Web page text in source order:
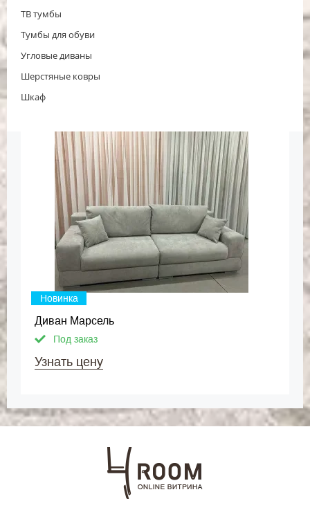
ТВ тумбы
Тумбы для обуви
Угловые диваны
Шерстяные ковры
Шкаф
Новинка
Диван Марсель
Под заказ
Узнать цену